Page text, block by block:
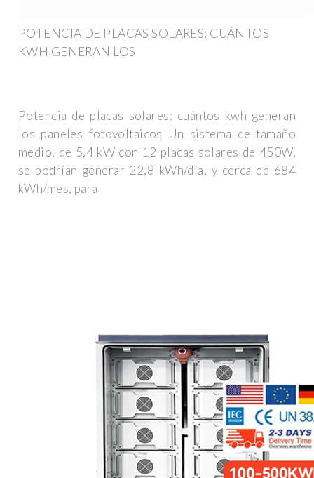
POTENCIA DE PLACAS SOLARES: CUÁNTOS
KWH GENERAN LOS
Potencia de placas solares: cuántos kwh generan
los paneles fotovoltaicos Un sistema de tamaño
medio, de 5,4 kW con 12 placas solares de 450W,
se podrían generar 22,8 kWh/día, y cerca de 684
kWh/mes, para